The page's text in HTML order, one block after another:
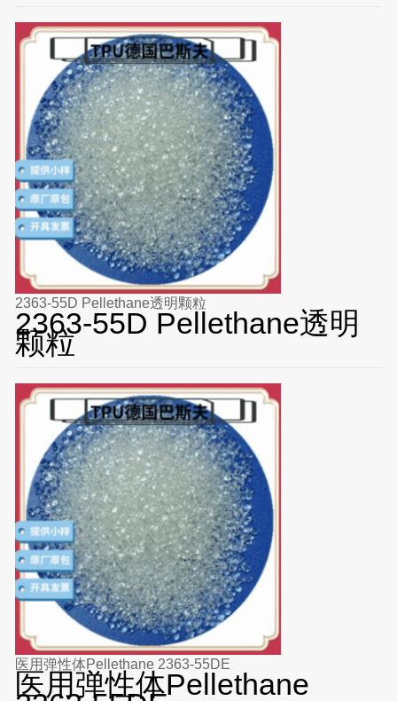
2363-55D Pellethane透明颗粒
2363-55D Pellethane透明
颗粒
医用弹性体Pellethane 2363-55DE
医用弹性体Pellethane